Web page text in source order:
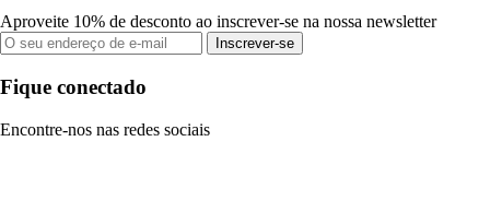
Aproveite 10% de desconto ao inscrever-se na nossa newsletter
Inscrever-se
Fique conectado
Encontre-nos nas redes sociais